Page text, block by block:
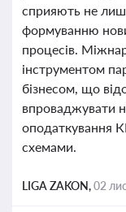
сприяють не
формуванню
процесів.
інструментом
бізнесом, що
впроваджувати
оподаткування
схемами.
LIGA ZAKON,02